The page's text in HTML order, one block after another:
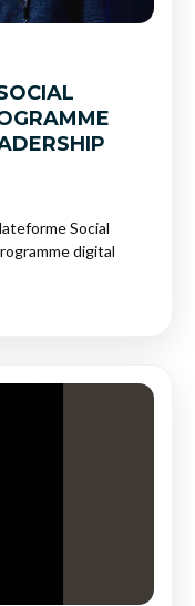
Social
digital